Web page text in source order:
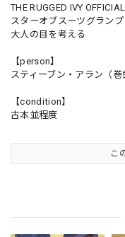
THE RUGGED IVY
スターオブスーツグランプ
大人の目を考える
【person】
スティーブン・アラン（
【condition】
古本並程度
こ